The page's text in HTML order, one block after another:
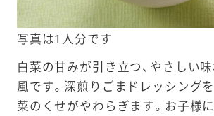
写真は1人分です
白菜の甘みが引き立つ、やさしい
風です。深煎りごまドレッシング
菜のくせがやわらぎます。お子様